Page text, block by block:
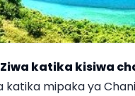
katika kisiwa
mipaka ya